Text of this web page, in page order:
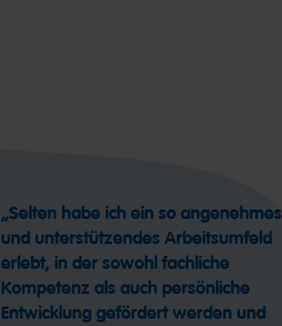
„Selten habe ich ein so angenehmes
und unterstützendes Arbeitsumfeld
erlebt, in der sowohl fachliche
Kompetenz als auch persönliche
Entwicklung gefördert werden und